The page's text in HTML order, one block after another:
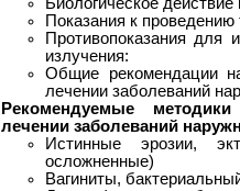
Показания к
Противопоказания для
излучения:
Общие рекомендации
лечении заболеваний
Рекомендуемые
лечении заболеваний
Истинные эрозии,
осложненные)
Вагиниты,